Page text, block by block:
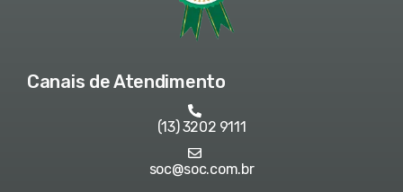
Canais de Atendimento
(13) 3202 9111
soc@soc.com.br